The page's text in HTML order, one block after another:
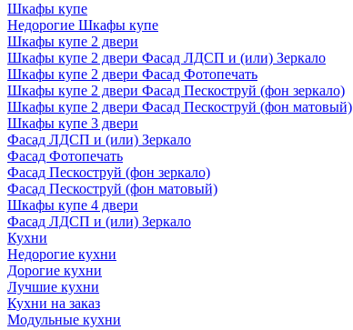
Шкафы купе
Недорогие Шкафы купе
Шкафы купе 2 двери
Шкафы купе 2 двери Фасад ЛДСП и (или) Зеркало
Шкафы купе 2 двери Фасад Фотопечать
Шкафы купе 2 двери Фасад Пескоструй (фон зеркало)
Шкафы купе 2 двери Фасад Пескоструй (фон матовый)
Шкафы купе 3 двери
Фасад ЛДСП и (или) Зеркало
Фасад Фотопечать
Фасад Пескоструй (фон зеркало)
Фасад Пескоструй (фон матовый)
Шкафы купе 4 двери
Фасад ЛДСП и (или) Зеркало
Кухни
Недорогие кухни
Дорогие кухни
Лучшие кухни
Кухни на заказ
Модульные кухни